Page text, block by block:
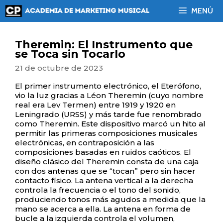
Saltar
al
contenido
MENÚ
Theremin: El Instrumento que
se Toca sin Tocarlo
21 de octubre de 2023
El primer instrumento electrónico, el Eterófono,
vio la luz gracias a Léon Theremin (cuyo nombre
real era Lev Termen) entre 1919 y 1920 en
Leningrado (URSS) y más tarde fue renombrado
como Theremin. Este dispositivo marcó un hito al
permitir las primeras composiciones musicales
electrónicas, en contraposición a las
composiciones basadas en ruidos caóticos. El
diseño clásico del Theremin consta de una caja
con dos antenas que se “tocan” pero sin hacer
contacto físico. La antena vertical a la derecha
controla la frecuencia o el tono del sonido,
produciendo tonos más agudos a medida que la
mano se acerca a ella. La antena en forma de
bucle a la izquierda controla el volumen,